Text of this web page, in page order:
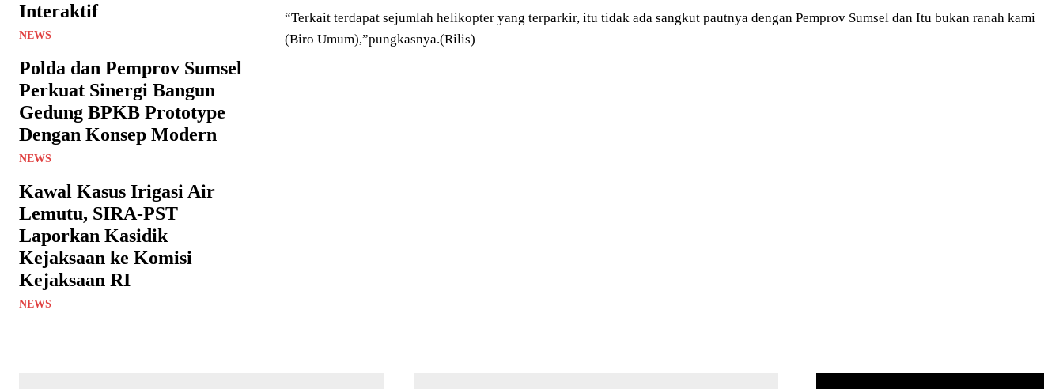
Interaktif
NEWS
Polda dan Pemprov Sumsel
Perkuat Sinergi Bangun
Gedung BPKB Prototype
Dengan Konsep Modern
NEWS
Kawal Kasus Irigasi Air
Lemutu, SIRA-PST
Laporkan Kasidik
Kejaksaan ke Komisi
Kejaksaan RI
NEWS
“Terkait terdapat sejumlah helikopter yang terparkir, itu tidak ada sangkut pautnya dengan Pemprov Sumsel dan Itu bukan ranah kami
(Biro Umum),”pungkasnya.(Rilis)